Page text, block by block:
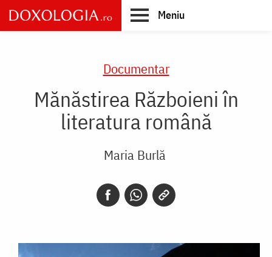
Skip
to
main
Meniu
Documentar
Mănăstirea Războieni în
literatura română
Maria Burlă